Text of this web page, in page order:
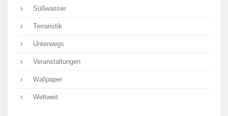
Süßwasser
Terraristik
Unterwegs
Veranstaltungen
Wallpaper
Weltweit